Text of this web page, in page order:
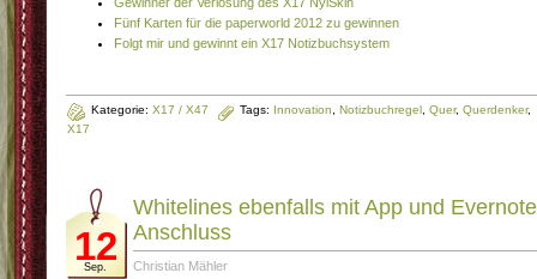
Fünf Karten für die paperworld 2012 zu gewinnen
Folgt mir und gewinnt ein X17 Notizbuchsystem
Kategorie: X17 / X47 Tags: Innovation Notizbuchregel Quer, Querdenker,
X17
12
Sep.
Whitelines ebenfalls mit App und Evernote
Anschluss
Christian Mähler